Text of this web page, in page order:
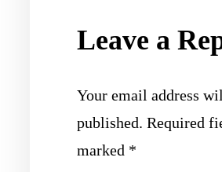
Leave a
Your email address
published. Required
marked *